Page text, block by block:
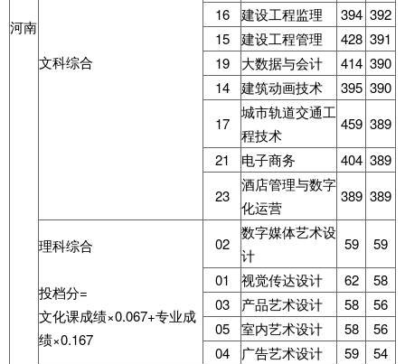
河南
文科综合
16 建设工程监理 394 392
15
建设工程管理 428 391
19
大数据与会计 414 390
14
建筑动画技术 395 390
17
城市轨道交通工
程技术
459 389
21
电子商务 404 389
23
酒店管理与数字
化运营
389 389
理科综合
投档分=
文化课成绩×0.067+专业成
绩×0.167
02
数字媒体艺术设
计
59
59
01
视觉传达设计 62
58
03
产品艺术设计 58
56
05
室内艺术设计 58
56
04
广告艺术设计 59 54